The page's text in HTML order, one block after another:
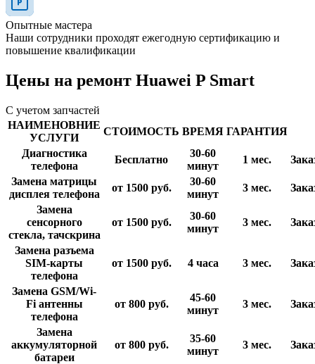
Опытные мастера
Наши сотрудники проходят ежегодную сертификацию и
повышение квалификации
Цены на ремонт Huawei P Smart
С учетом запчастей
НАИМЕНОВНИЕ
УСЛУГИ
СТОИМОСТЬ ВРЕМЯ ГАРАНТИЯ
Диагностика
телефона
Бесплатно
30-60
минут
1 мес.
Замена матрицы
дисплея телефона
от 1500руб.
30-60
минут
3 мес.
Замена
сенсорного
стекла, тачскрина
от 1500руб.
30-60
минут
3 мес.
Замена разъема
SIM-карты
телефона
от 1500руб. 4 часа 3 мес.
Замена GSM/Wi-
Fi антенны
телефона
от 800руб.
45-60
минут
3 мес.
Замена
аккумуляторной
батареи
от 800руб.
35-60
минут
3 мес.